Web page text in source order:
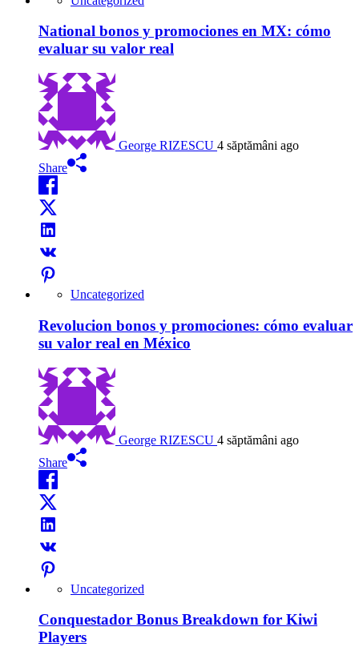
National bonos y promociones en MX: cómo
evaluar su valor real
George RIZESCU 4 săptămâni ago
Share
Uncategorized
Revolucion bonos y promociones: cómo evaluar
su valor real en México
George RIZESCU 4 săptămâni ago
Share
Uncategorized
Conquestador Bonus Breakdown for Kiwi
Players